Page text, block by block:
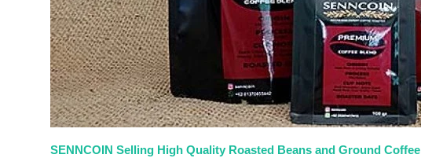
SENNCOIN Selling High Quality Roasted Beans and Ground Coffee